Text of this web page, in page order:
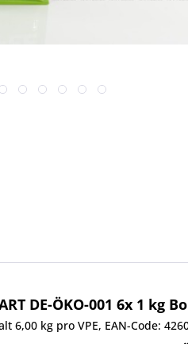
DE-ÖKO-001 6x 1 kg
6,00 kg pro VPE, EAN-Code: